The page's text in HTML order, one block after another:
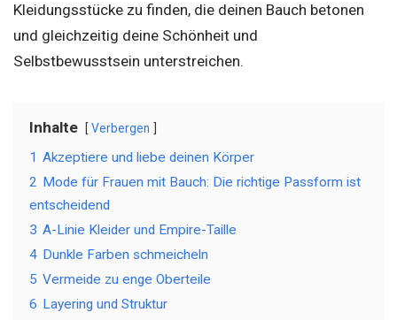
Kleidungsstücke zu finden, die deinen Bauch betonen
und gleichzeitig deine Schönheit und
Selbstbewusstsein unterstreichen.
Inhalte Verbergen
1 Akzeptiere und liebe deinen Körper
2 Mode für Frauen mit Bauch: Die richtige Passform ist
entscheidend
3 A-Linie Kleider und Empire-Taille
4 Dunkle Farben schmeicheln
5 Vermeide zu enge Oberteile
6 Layering und Struktur